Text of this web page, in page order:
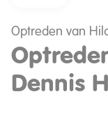
Optreden van
Dennis